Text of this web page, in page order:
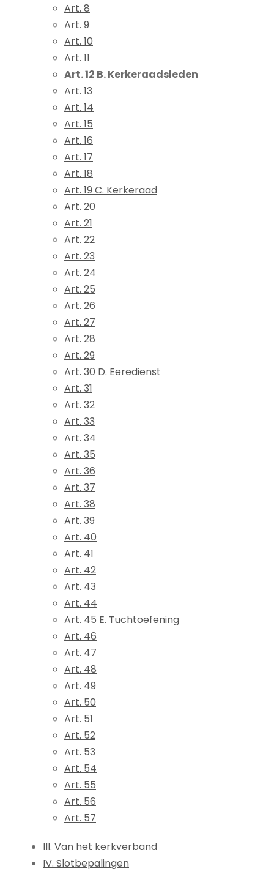
Art. 8
Art. 9
Art. 10
Art. 11
Art. 12 B. Kerkeraadsleden
Art. 13
Art. 14
Art. 15
Art. 16
Art. 17
Art. 18
Art. 19 C. Kerkeraad
Art. 20
Art. 21
Art. 22
Art. 23
Art. 24
Art. 25
Art. 26
Art. 27
Art. 28
Art. 29
Art. 30 D. Eeredienst
Art. 31
Art. 32
Art. 33
Art. 34
Art. 35
Art. 36
Art. 37
Art. 38
Art. 39
Art. 40
Art. 41
Art. 42
Art. 43
Art. 44
Art. 45 E. Tuchtoefening
Art. 46
Art. 47
Art. 48
Art. 49
Art. 50
Art. 51
Art. 52
Art. 53
Art. 54
Art. 55
Art. 56
Art. 57
III. Van het kerkverband
IV. Slotbepalingen